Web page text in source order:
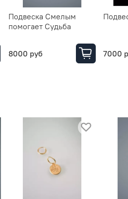
Подвеска Смелым
помогает Судьба
8000 руб 7000